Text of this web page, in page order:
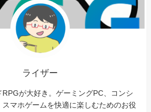
ライザー
RPGが大好き。ゲーミングPC、コンシ
スマホゲームを快適に楽しむためのお役